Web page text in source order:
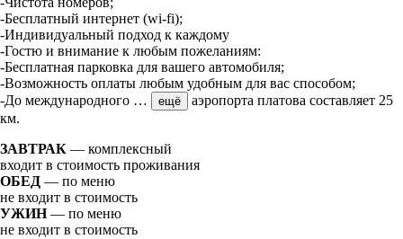
-Бесплатный интернет (wi-fi);
-Индивидуальный подход к каждому
-Гостю и внимание к любым пожеланиям:
-Бесплатная парковка для вашего автомобиля;
-Возможность оплаты любым удобным для вас способом;
-До международного … ещё
аэропорта платова составляет 25
км.
ЗАВТРАК — комплексный
входит в стоимость проживания
ОБЕД — по меню
не входит в стоимость
УЖИН— по меню
не входит в стоимость